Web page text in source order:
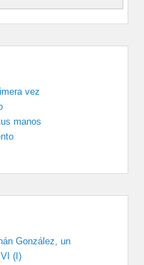
vez
manos
González, un
(I)